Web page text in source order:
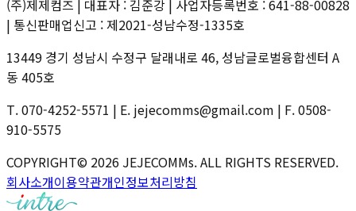
(주)제제컴즈 | 대표자 : 김준강 | 사업자등록번호 : 641-88-00828
| 통신판매업신고 : 제2021-성남수정-1335호
13449 경기 성남시 수정구 달래내로 46, 성남글로벌융합센터 A
동 405호
T. 070-4252-5571 | E. jejecomms@gmail.com | F. 0508-
910-5575
COPYRIGHT© 2026 JEJECOMMs. ALL RIGHTS RESERVED.
회사소개이용약관개인정보처리방침